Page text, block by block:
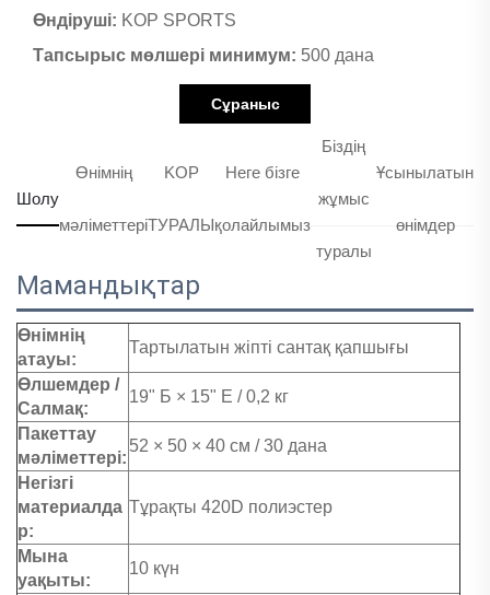
Өндіруші: KOP SPORTS
Тапсырыс мөлшері минимум: 500 дана
Сұраныс
Шолу
Өнімнің
мәліметтері
KOP
ТУРАЛЫ
Неге бізге
қолайлымыз
Біздің
жұмыс
туралы
Ұсынылатын
өнімдер
Мамандықтар
Өнімнің
атауы:
Тартылатын жіпті сантақ қапшығы
Өлшемдер /
Салмақ:
19" Б × 15" Е / 0,2 кг
Пакеттау
мәліметтері:
52 × 50 × 40 см / 30 дана
Негізгі
материалда
р:
Тұрақты 420D полиэстер
Мына
уақыты:
10 күн